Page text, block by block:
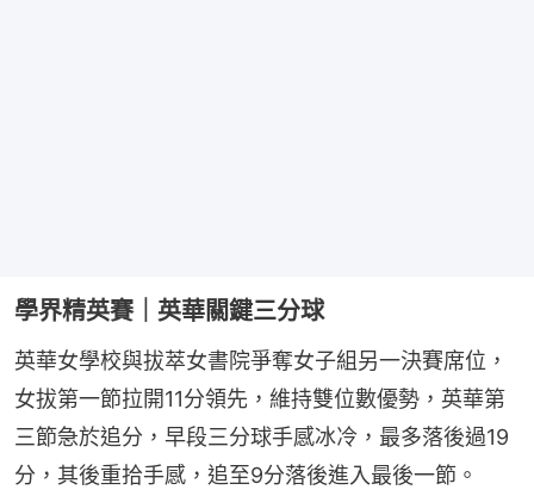
學界精英賽｜英華關鍵三分球
英華女學校與拔萃女書院爭奪女子組另一決賽席位，
女拔第一節拉開11分領先，維持雙位數優勢，英華第
三節急於追分，早段三分球手感冰冷，最多落後過19
分，其後重拾手感，追至9分落後進入最後一節。